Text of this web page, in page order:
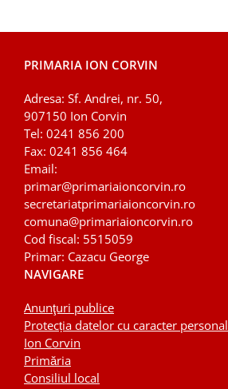
PRIMARIA ION CORVIN
Adresa: Sf. Andrei, nr. 50,
907150 Ion Corvin
Tel: 0241 856 200
Fax: 0241 856 464
Email:
primar@primariaioncorvin.ro
secretariatprimariaioncorvin.ro
comuna@primariaioncorvin.ro
Cod fiscal: 5515059
Primar: Cazacu George
NAVIGARE
Anunţuri publice
Protecția datelor cu caracter personal
Ion Corvin
Primăria
Consiliul local